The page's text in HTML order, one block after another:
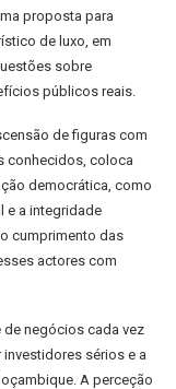
proposta para
de luxo, em
sobre
públicos reais.
de figuras com
conhecidos, coloca
democrática, como
e a integridade
cumprimento das
actores com
de negócios cada vez
sérios e a
A perceção